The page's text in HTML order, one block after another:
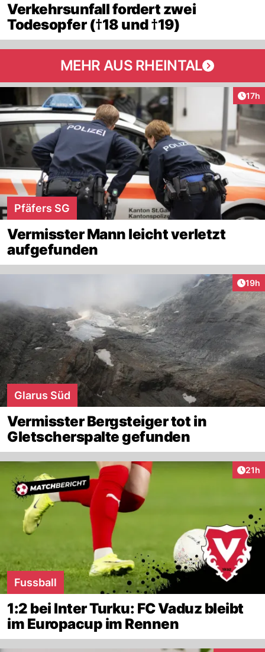
Verkehrsunfall fordert zwei
Todesopfer (†18 und †19)
MEHR AUS RHEINTAL
17h
Pfäfers SG
Vermisster Mann leicht verletzt
aufgefunden
19h
Glarus Süd
Vermisster Bergsteiger tot in
Gletscherspalte gefunden
21h
Fussball
1:2 bei Inter Turku: FC Vaduz bleibt
im Europacup im Rennen